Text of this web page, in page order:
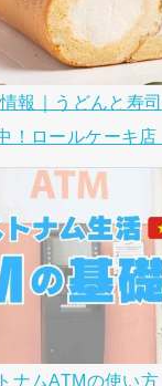
報｜うどんと寿
！ロールケーキ店
ナムATMの使い